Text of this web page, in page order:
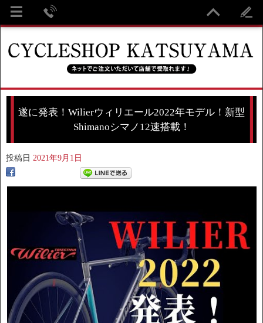
遂に発表！Wilierウィリエール2022年モデル！新型
Shimanoシマノ12速搭載！
投稿日 2021年9月1日